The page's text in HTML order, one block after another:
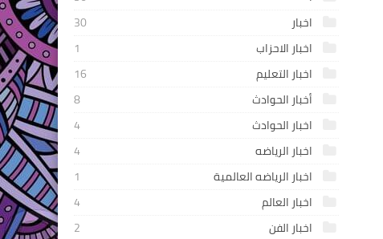
اخبار
30
اخبار الاحزاب
1
اخبار التعليم
16
أخبار الحوادث
8
اخبار الحوادث
4
اخبار الرياضه
4
اخبار الرياضه العالمية
1
اخبار العالم
4
اخبار الفن
2